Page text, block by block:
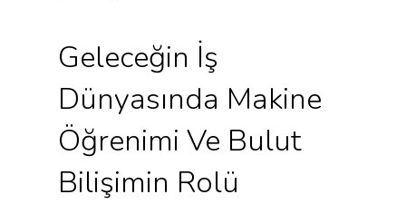
Geleceğin İş
Dünyasında Makine
Öğrenimi Ve Bulut
Bilişimin Rolü